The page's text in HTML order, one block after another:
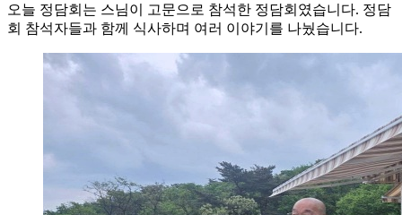
오늘 정담회는 스님이 고문으로 참석한 정담회였습니다. 정담
회 참석자들과 함께 식사하며 여러 이야기를 나눴습니다.